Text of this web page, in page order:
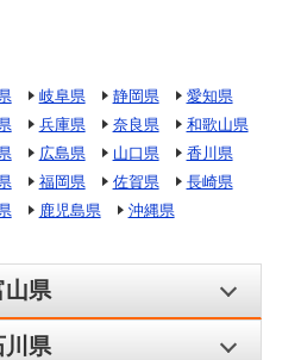
岐阜県 静岡県
愛知県
兵庫県 奈良県
和歌山県
広島県 山口県
香川県
福岡県 佐賀県
長崎県
鹿児島県 沖縄県
山県
川県